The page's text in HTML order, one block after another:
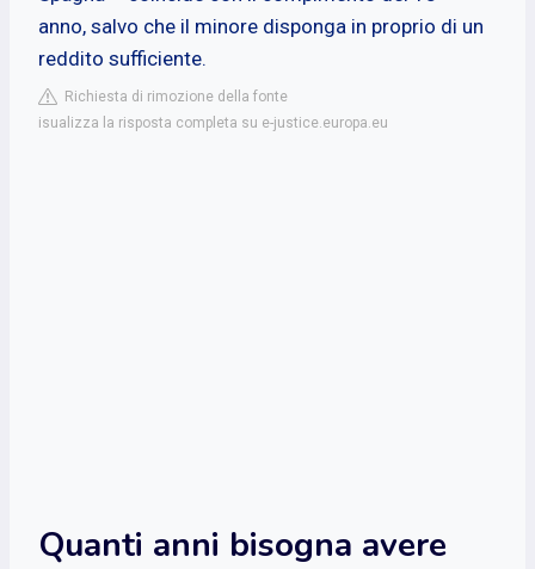
anno, salvo che il minore disponga in proprio di un
reddito sufficiente.
Richiesta di rimozione della fonte
isualizza la risposta completa su e-justice.europa.eu
Quanti anni bisogna avere